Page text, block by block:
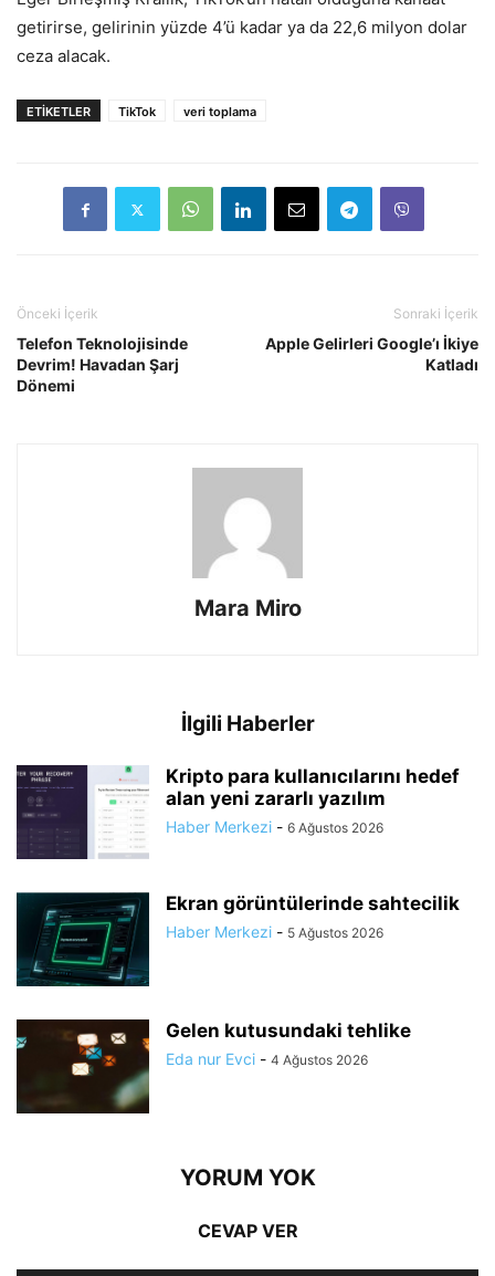
getirirse, gelirinin yüzde 4’ü kadar ya da 22,6 milyon dolar
ceza alacak.
ETIKETLER TikTok veri toplama
Önceki İçerik
Telefon Teknolojisinde
Devrim! Havadan Şarj
Dönemi
Sonraki İçerik
Apple Gelirleri Google’ı İkiye
Katladı
Mara Miro
İlgili Haberler
Kripto para kullanıcılarını hedef
alan yeni zararlı yazılım
Haber Merkezi - 6 Ağustos 2026
Ekran görüntülerinde sahtecilik
Haber Merkezi - 5 Ağustos 2026
Gelen kutusundaki tehlike
Eda nur Evci - 4 Ağustos 2026
YORUM YOK
CEVAP VER